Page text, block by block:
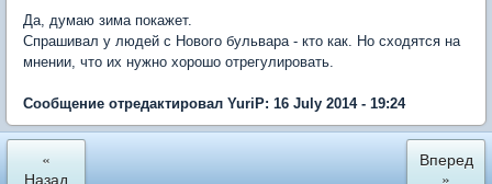
Да, думаю зима покажет.
Спрашивал у людей с Нового бульвара - кто как. Но сходятся на
мнении, что их нужно хорошо отрегулировать.
Сообщение отредактировал YuriP: 16 July 2014 - 19:24
«
Назад
Вперед
»